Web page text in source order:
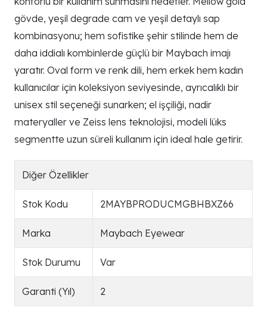
gövde, yeşil degrade cam ve yeşil detaylı sap
kombinasyonu; hem sofistike şehir stilinde hem de
daha iddialı kombinlerde güçlü bir Maybach imajı
yaratır. Oval form ve renk dili, hem erkek hem kadın
kullanıcılar için koleksiyon seviyesinde, ayrıcalıklı bir
unisex stil seçeneği sunarken; el işçiliği, nadir
materyaller ve Zeiss lens teknolojisi, modeli lüks
segmentte uzun süreli kullanım için ideal hale getirir.
Diğer Özellikler
Stok Kodu 2MAYBPRODUCMGBHBXZ66
Marka Maybach Eyewear
Stok Durumu Var
Garanti (Yıl) 2